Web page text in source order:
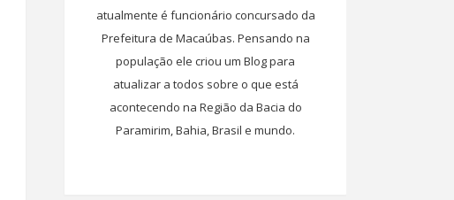
atualmente é funcionário concursado da
Prefeitura de Macaúbas. Pensando na
população ele criou um Blog para
atualizar a todos sobre o que está
acontecendo na Região da Bacia do
Paramirim, Bahia, Brasil e mundo.